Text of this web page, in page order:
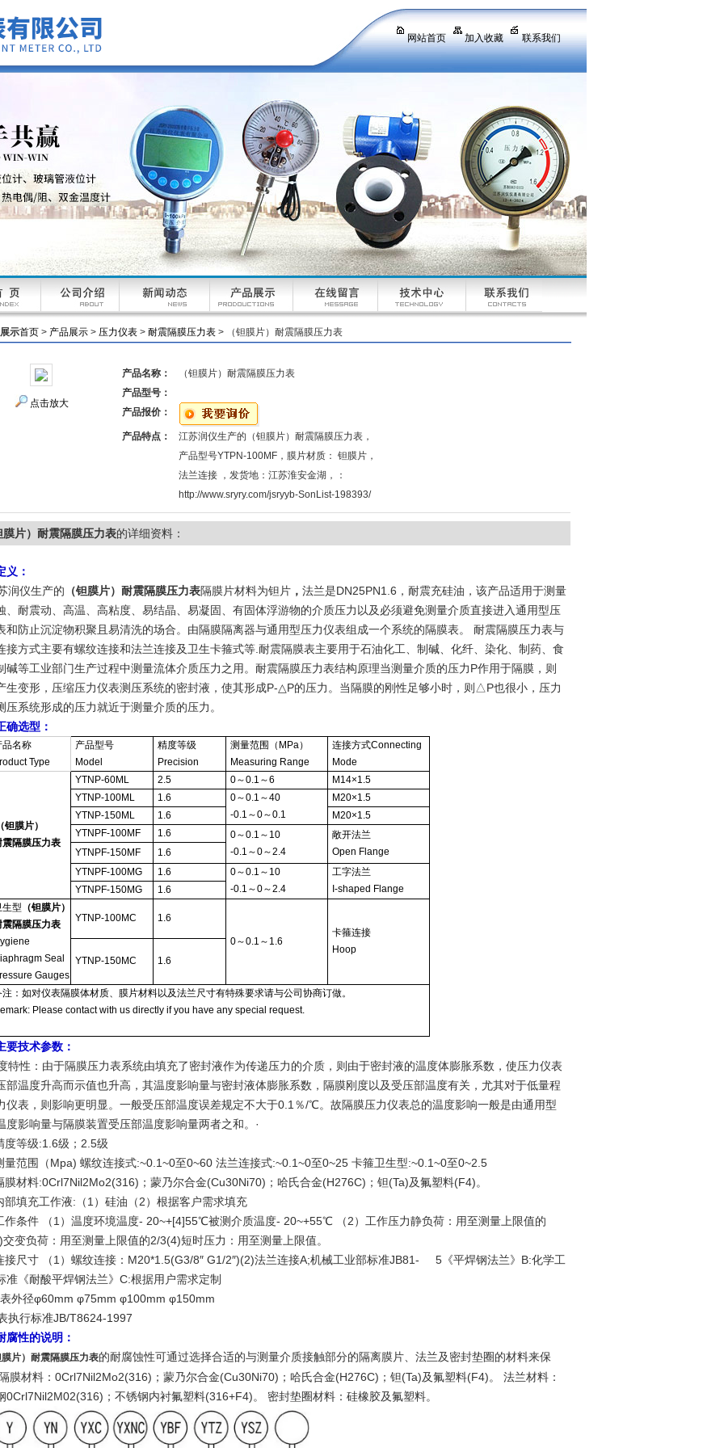
网站首页 加入收藏 联系我们
示首页 > 产品展示 > 压力仪表 > 耐震隔膜压力表 > （钽膜片）耐震隔膜压力表
点击放大
产品名称：
（钽膜片）耐震隔膜压力表
产品型号：
产品报价：
产品特点：
江苏润仪生产的（钽膜片）耐震隔膜压力表，
产品型号YTPN-100MF，膜片材质： 钽膜片，
法兰连接 ，发货地：江苏淮安金湖，：
http://www.sryry.com/jsryyb-SonList-198393/
膜片）耐震隔膜压力表的详细资料：
义：
润仪生产的 （钽膜片）耐震隔膜压力表隔膜片材料为钽片 ， 法兰是DN25PN1.6，耐震充硅油，该产品适用于测量
、耐震动、高温、高粘度、易结晶、易凝固、有固体浮游物的介质压力以及必须避免测量介质直接进入通用型压
和防止沉淀物积聚且易清洗的场合。由隔膜隔离器与通用型压力仪表组成一个系统的隔膜表。 耐震隔膜压力表与
接方式主要有螺纹连接和法兰连接及卫生卡箍式等.耐震隔膜表主要用于石油化工、制碱、化纤、染化、制药、食
碱等工业部门生产过程中测量流体介质压力之用。耐震隔膜压力表结构原理当测量介质的压力P作用于隔膜，则
生变形，压缩压力仪表测压系统的密封液，使其形成P-△P的压力。当隔膜的刚性足够小时，则△P也很小，压力
压系统形成的压力就近于测量介质的压力。
确选型：
品名称
Type
产品型号
Model
精度等级
Precision
测量范围（MPa）
Measuring Range
连接方式Connecting
Mode
钽膜片）
震隔膜压力表
YTNP-60ML 2.5 0～0.1～6
M14×1.5
YTNP-100ML
1.6
0～0.1～40
-0.1～0～0.1
M20×1.5
YTNP-150ML
1.6
M20×1.5
YTNPF-100MF
1.6
0～0.1～10
-0.1～0～2.4
敞开法兰
Open Flange
YTNPF-150MF
1.6
YTNPF-100MG
1.6
0～0.1～10
-0.1～0～2.4
工字法兰
I-shaped Flange
YTNPF-150MG
1.6
生型 （钽膜片）
震隔膜压力表
Seal
Gauges
YTNP-100MC 1.6
0～0.1～1.6
卡箍连接
Hoop
YTNP-150MC
1.6
注：如对仪表隔膜体材质、膜片材料以及法兰尺寸有特殊要求请与公司协商订做。
Please contact with us directly if you have any special request.
要技术参数：
特性：由于隔膜压力表系统由填充了密封液作为传递压力的介质，则由于密封液的温度体膨胀系数，使压力仪表
部温度升高而示值也升高，其温度影响量与密封液体膨胀系数，隔膜刚度以及受压部温度有关，尤其对于低量程
仪表，则影响更明显。一般受压部温度误差规定不大于0.1％/℃。故隔膜压力仪表总的温度影响一般是由通用型
度影响量与隔膜装置受压部温度影响量两者之和。·
等级:1.6级；2.5级
范围（Mpa) 螺纹连接式:~0.1~0至0~60 法兰连接式:~0.1~0至0~25 卡箍卫生型:~0.1~0至0~2.5
材料:0Crl7Nil2Mo2(316)；蒙乃尔合金(Cu30Ni70)；哈氏合金(H276C)；钽(Ta)及氟塑料(F4)。
填充工作液:（1）硅油（2）根据客户需求填充
条件 （1）温度环境温度- 20~+[4]55℃被测介质温度- 20~+55℃ （2）工作压力静负荷：用至测量上限值的
变负荷：用至测量上限值的2/3(4)短时压力：用至测量上限值。
尺寸 （1）螺纹连接：M20*1.5(G3/8″ G1/2″)(2)法兰连接A;机械工业部标准JB81- 5《平焊钢法兰》B:化学工
准《耐酸平焊钢法兰》C:根据用户需求定制
外径φ60mm φ75mm φ100mm φ150mm
执行标准JB/T8624-1997
腐性的说明：
片）耐震隔膜压力表的耐腐蚀性可通过选择合适的与测量介质接触部分的隔离膜片、法兰及密封垫圈的材料来保
膜材料：0Crl7Nil2Mo2(316)；蒙乃尔合金(Cu30Ni70)；哈氏合金(H276C)；钽(Ta)及氟塑料(F4)。 法兰材料：
0Crl7Nil2M02(316)；不锈钢内衬氟塑料(316+F4)。 密封垫圈材料：硅橡胶及氟塑料。